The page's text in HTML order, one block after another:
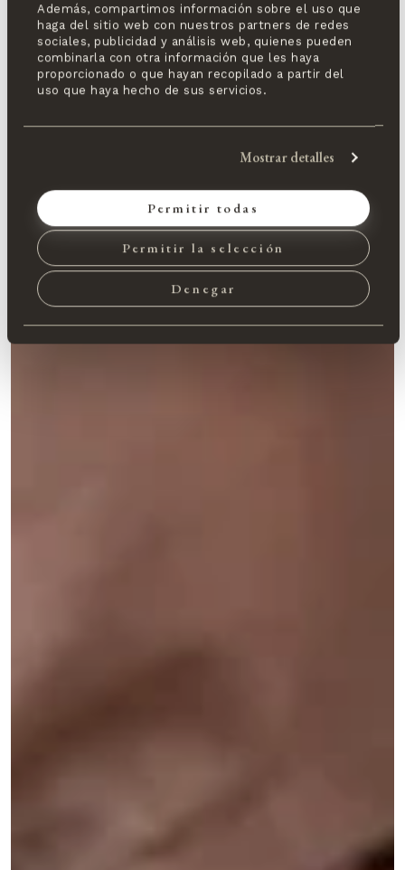
Además, compartimos información sobre el uso que
haga del sitio web con nuestros partners de redes
sociales, publicidad y análisis web, quienes pueden
combinarla con otra información que les haya
proporcionado o que hayan recopilado a partir del
uso que haya hecho de sus servicios.
Mostrar detalles
Permitir todas
Permitir la selección
Denegar